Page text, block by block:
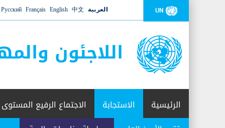
UN العربية 中文
English
Français
Русский
اللاجئون
الرئيسية الاستجابة الاجتماع الرفيع المستوى